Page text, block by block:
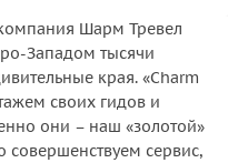
Крестцы
игрушек и мастер-
игрушки
Шарм Тревел
Западом тысячи
края. «Charm
своих гидов и
они – наш «золотой»
совершенствуем сервис,